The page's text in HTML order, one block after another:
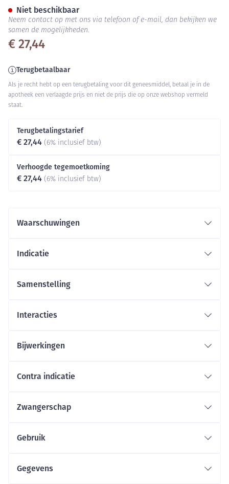
€ 27,44
Terugbetaalbaar
Als je recht hebt op een terugbetaling voor dit geneesmiddel, betaal je in de
apotheek een verlaagde prijs en niet de prijs die op onze webshop vermeld
staat.
Terugbetalingstarief
€ 27,44 (6% inclusief btw)
Verhoogde tegemoetkoming
€ 27,44 (6% inclusief btw)
Niet beschikbaar
Neem contact op met ons via telefoon of e-mail, dan bekijken we
samen de mogelijkheden.
Waarschuwingen
Indicatie
Samenstelling
Interacties
Bijwerkingen
Contra indicatie
Zwangerschap
Gebruik
Gegevens